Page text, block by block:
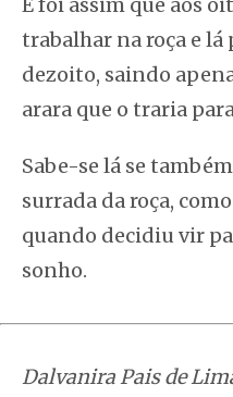
trabalhar na roça e lá
dezoito, saindo
arara que o traria
Sabe-se lá se
surrada da roça,
quando decidiu vir
sonho.
Dalvanira Pais de